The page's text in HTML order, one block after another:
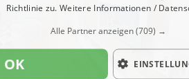
Richtlinie zu. Weitere Informationen /
Alle Partner anzeigen(709) →
OK